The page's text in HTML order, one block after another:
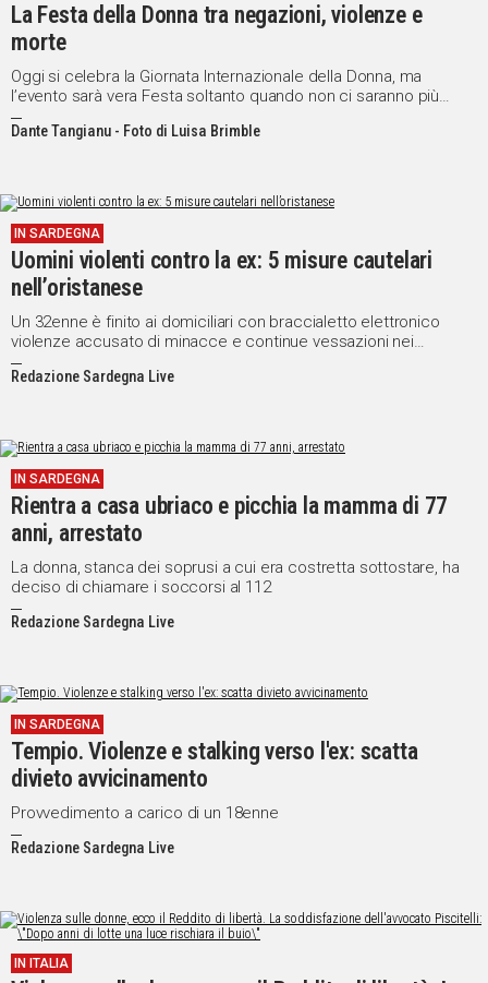
La Festa della Donna tra negazioni, violenze e
morte
Oggi si celebra la Giornata Internazionale della Donna, ma
l’evento sarà vera Festa soltanto quando non ci saranno più
discriminazioni, soprusi e annientamenti nei suoi confronti
Dante Tangianu - Foto di Luisa Brimble
IN SARDEGNA
Uomini violenti contro la ex: 5 misure cautelari
nell’oristanese
Un 32enne è finito ai domiciliari con braccialetto elettronico
violenze accusato di minacce e continue vessazioni nei
confronti della ex compagna in stato di gravidanza
Redazione Sardegna Live
IN SARDEGNA
Rientra a casa ubriaco e picchia la mamma di 77
anni, arrestato
La donna, stanca dei soprusi a cui era costretta sottostare, ha
deciso di chiamare i soccorsi al 112
Redazione Sardegna Live
IN SARDEGNA
Tempio. Violenze e stalking verso l'ex: scatta
divieto avvicinamento
Provvedimento a carico di un 18enne
Redazione Sardegna Live
IN ITALIA